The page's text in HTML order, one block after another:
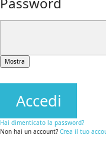
Mostra
Accedi
Hai dimenticato la password?
Non hai un account? Crea il tuo